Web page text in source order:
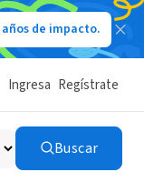
años de impacto.
Ingresa Regístrate
Buscar